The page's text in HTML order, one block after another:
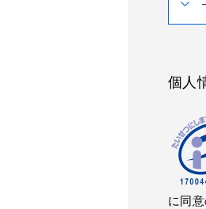
個人
に同